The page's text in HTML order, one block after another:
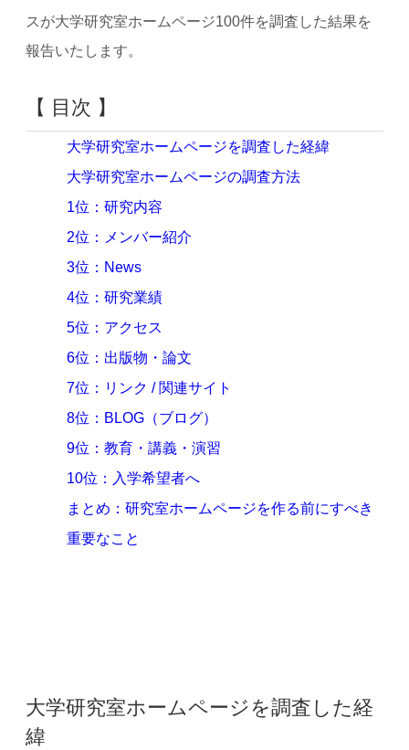
スが大学研究室ホームページ100件を調査した結果を
報告いたします。
【 目次 】
大学研究室ホームページを調査した経緯
大学研究室ホームページの調査方法
1位：研究内容
2位：メンバー紹介
3位：News
4位：研究業績
5位：アクセス
6位：出版物・論文
7位：リンク / 関連サイト
8位：BLOG（ブログ）
9位：教育・講義・演習
10位：入学希望者へ
まとめ：研究室ホームページを作る前にすべき
重要なこと
大学研究室ホームページを調査した経
緯